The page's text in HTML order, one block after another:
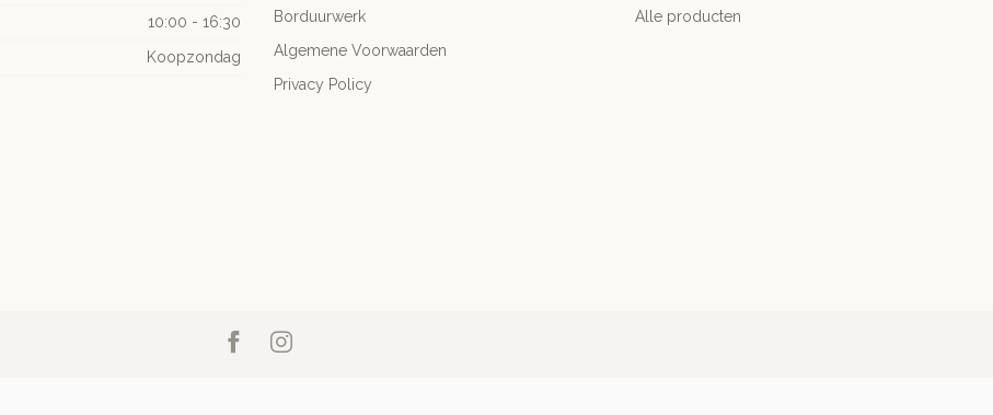
10:00 - 16:30
Koopzondag
Borduurwerk
Algemene Voorwaarden
Privacy Policy
Alle producten